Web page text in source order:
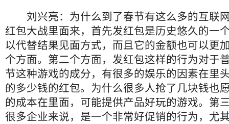
刘兴亮：为什么到了春节有这么多的互联
红包大战里面来，首先发红包是历史悠久的一
以代替结果见面方式，而且它的金额也可以更
个方面。第二个方面，发红包这样的行为对于
节这种游戏的成分，有很多的娱乐的因素在里
的多少钱的红包。为什么很多人抢了几块钱也
的成本在里面，可能提供产品好玩的游戏。第
很多企业来说，是一个非常好促销的行为，尤